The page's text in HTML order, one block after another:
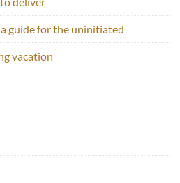
guide for the uninitiated
vacation